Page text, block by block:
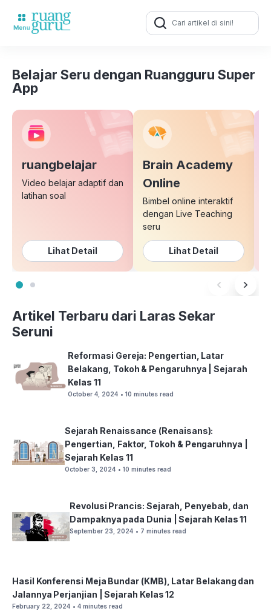
Search
for:
Belajar Seru dengan Ruangguru Super
App
ruangbelajar
Video belajar adaptif dan
latihan soal
Lihat Detail
Brain Academy
Online
Bimbel online interaktif
dengan Live Teaching
seru
Lihat Detail
Artikel Terbaru dari Laras Sekar
Seruni
Reformasi Gereja: Pengertian, Latar
Belakang, Tokoh & Pengaruhnya | Sejarah
Kelas 11
October 4, 2024 • 10 minutes read
Sejarah Renaissance (Renaisans):
Pengertian, Faktor, Tokoh & Pengaruhnya |
Sejarah Kelas 11
October 3, 2024 • 10 minutes read
Revolusi Prancis: Sejarah, Penyebab, dan
Dampaknya pada Dunia | Sejarah Kelas 11
September 23, 2024 • 7 minutes read
Hasil Konferensi Meja Bundar (KMB), Latar Belakang dan
Jalannya Perjanjian | Sejarah Kelas 12
February 22, 2024 • 4 minutes read